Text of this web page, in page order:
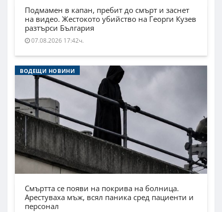
Подмамен в капан, пребит до смърт и заснет
на видео. Жестокото убийство на Георги Кузев
разтърси България
07.08.2026 17:42ч.
ВОДЕЩИ НОВИНИ
Смъртта се появи на покрива на болница.
Арестуваха мъж, всял паника сред пациенти и
персонал